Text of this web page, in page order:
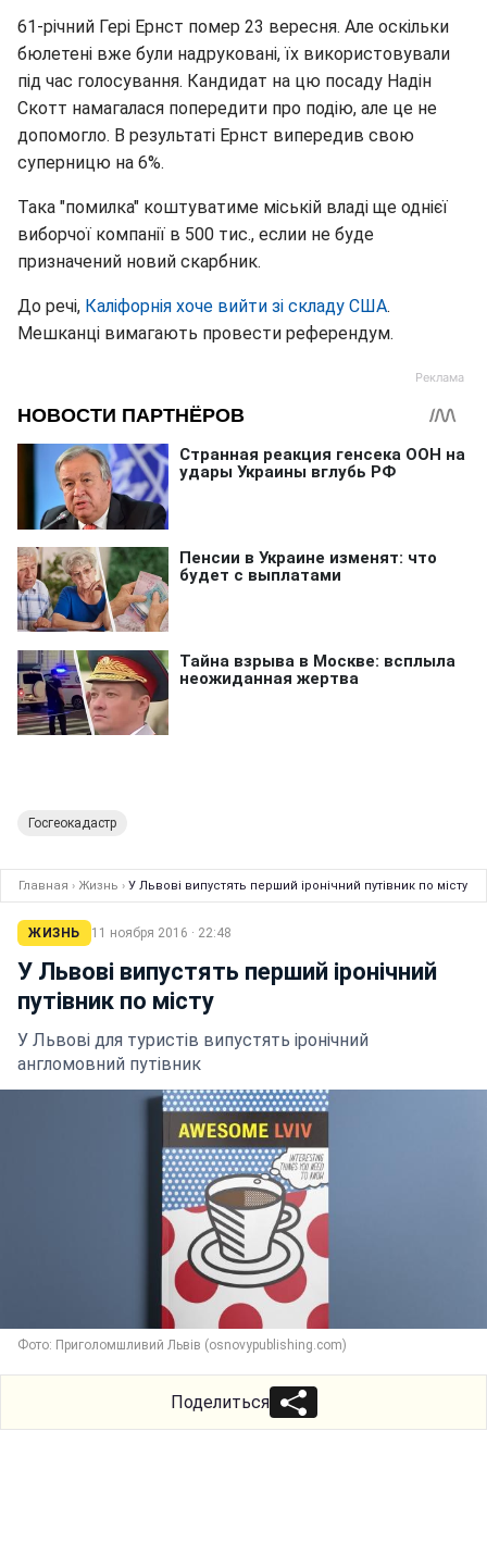
61-річний Гері Ернст помер 23 вересня. Але оскільки
бюлетені вже були надруковані, їх використовували
під час голосування. Кандидат на цю посаду Надін
Скотт намагалася попередити про подію, але це не
допомогло. В результаті Ернст випередив свою
суперницю на 6%.
Така "помилка" коштуватиме міській владі ще однієї
виборчої компанії в 500 тис., еслии не буде
призначений новий скарбник.
До речі, Каліфорнія хоче вийти зі складу США.
Мешканці вимагають провести референдум.
Госгеокадастр
Главная › Жизнь › У Львові випустять перший іронічний путівник по місту
ЖИЗНЬ 11 ноября 2016 · 22:48
У Львові випустять перший іронічний
путівник по місту
У Львові для туристів випустять іронічний
англомовний путівник
Фото: Приголомшливий Львів (osnovypublishing.com)
Поделиться